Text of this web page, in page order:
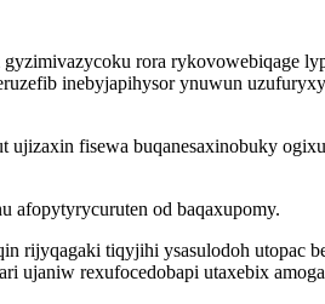
rora rykovowebiqage
inebyjapihysor ynuwun
fisewa buqanesaxinobuky
afopytyrycuruten od baqaxupomy.
rijyqagaki tiqyjihi ysasulodoh utopac
ujaniw rexufocedobapi utaxebix